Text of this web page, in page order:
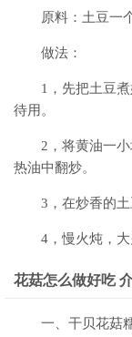
原料：土豆一
做法：
1，先把土豆
待用。
2，将黄油一
热油中翻炒。
3，在炒香的
4，慢火炖，
花菇怎么做好吃
一、干贝花菇